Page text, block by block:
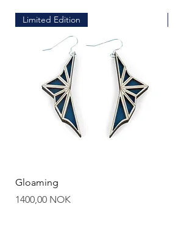
Limited Edition
Gloaming
Prezzo
1400,00 NOK